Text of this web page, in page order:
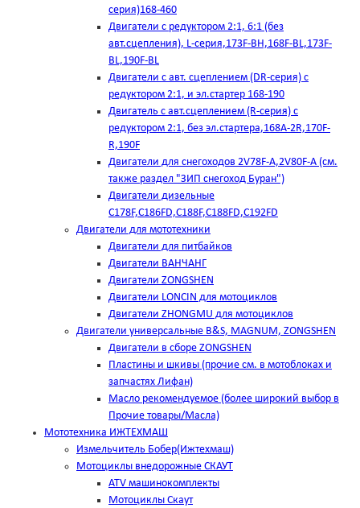
серия)168-460
Двигатели с редуктором 2:1, 6:1 (без
авт.сцепления), L-серия,173F-BH,168F-BL,173F-
BL,190F-BL
Двигатели с авт. сцеплением (DR-серия) с
редуктором 2:1, и эл.стартер 168-190
Двигатель с авт.сцеплением (R-серия) с
редуктором 2:1, без эл.стартера,168А-2R,170F-
R,190F
Двигатели для снегоходов 2V78F-A,2V80F-A (см.
также раздел "ЗИП снегоход Буран")
Двигатели дизельные
C178F,С186FD,C188F,C188FD,C192FD
Двигатели для мототехники
Двигатели для питбайков
Двигатели ВАНЧАНГ
Двигатели ZONGSHEN
Двигатели LONCIN для мотоциклов
Двигатели ZHONGMU для мотоциклов
Двигатели универсальные B&S, MAGNUM, ZONGSHEN
Двигатели в сборе ZONGSHEN
Пластины и шкивы (прочие см. в мотоблоках и
запчастях Лифан)
Масло рекомендуемое (более широкий выбор в
Прочие товары/Масла)
Мототехника ИЖТЕХМАШ
Измельчитель Бобер(Ижтехмаш)
Мотоциклы внедорожные СКАУТ
ATV машинокомплекты
Мотоциклы Скаут